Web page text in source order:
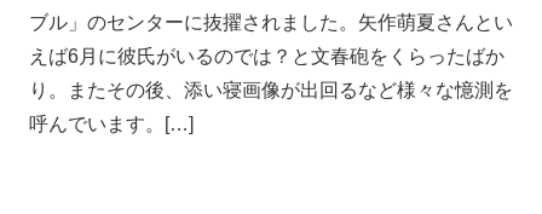
ブル」のセンターに抜擢されました。矢作萌夏さんとい
えば6月に彼氏がいるのでは？と文春砲をくらったばか
り。またその後、添い寝画像が出回るなど様々な憶測を
呼んでいます。[…]